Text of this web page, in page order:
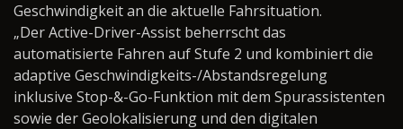
Geschwindigkeit an die aktuelle Fahrsituation.
„Der Active-Driver-Assist beherrscht das
automatisierte Fahren auf Stufe 2 und kombiniert die
adaptive Geschwindigkeits-/Abstandsregelung
inklusive Stop-&-Go-Funktion mit dem Spurassistenten
sowie der Geolokalisierung und den digitalen